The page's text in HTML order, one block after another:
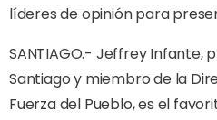
líderes de opinión para
SANTIAGO.- Jeffrey Infante,
Santiago y miembro de la
Fuerza del Pueblo, es el